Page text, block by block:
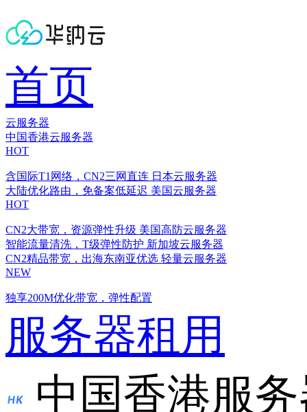
首页
云服务器
中国香港云服务器
HOT
含国际T1网络，CN2三网直连 日本云服务器
大陆优化路由，免备案低延迟 美国云服务器
HOT
CN2大带宽，资源弹性升级 美国高防云服务器
智能流量清洗，T级弹性防护 新加坡云服务器
CN2精品带宽，出海东南亚优选 轻量云服务器
NEW
独享200M优化带宽，弹性配置
服务器租用
中国香港服